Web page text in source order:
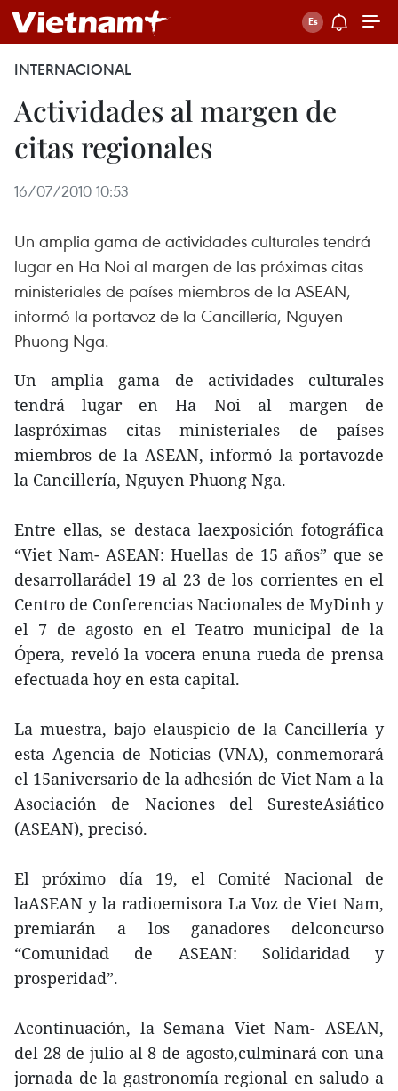
INTERNACIONAL
Actividades al margen de
citas regionales
16/07/2010 10:53
Un amplia gama de actividades culturales tendrá
lugar en Ha Noi al margen de las próximas citas
ministeriales de países miembros de la ASEAN,
informó la portavoz de la Cancillería, Nguyen
Phuong Nga.
Un amplia gama de actividades culturales
tendrá lugar en Ha Noi al margen de
laspróximas citas ministeriales de países
miembros de la ASEAN, informó la portavozde
la Cancillería, Nguyen Phuong Nga.
Entre ellas, se destaca laexposición fotográfica
“Viet Nam- ASEAN: Huellas de 15 años” que se
desarrollarádel 19 al 23 de los corrientes en el
Centro de Conferencias Nacionales de MyDinh y
el 7 de agosto en el Teatro municipal de la
Ópera, reveló la vocera enuna rueda de prensa
efectuada hoy en esta capital.
La muestra, bajo elauspicio de la Cancillería y
esta Agencia de Noticias (VNA), conmemorará
el 15aniversario de la adhesión de Viet Nam a la
Asociación de Naciones del SuresteAsiático
(ASEAN), precisó.
El próximo día 19, el Comité Nacional de
laASEAN y la radioemisora La Voz de Viet Nam,
premiarán a los ganadores delconcurso
“Comunidad de ASEAN: Solidaridad y
prosperidad”.
Acontinuación, la Semana Viet Nam- ASEAN,
del 28 de julio al 8 de agosto,culminará con una
jornada de la gastronomía regional en saludo a